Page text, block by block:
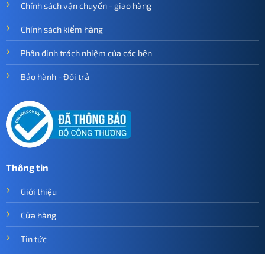
Chính sách vận chuyển - giao hàng
Chính sách kiểm hàng
Phân định trách nhiệm của các bên
Bảo hành - Đổi trả
Thông tin
Giới thiệu
Cửa hàng
Tin tức